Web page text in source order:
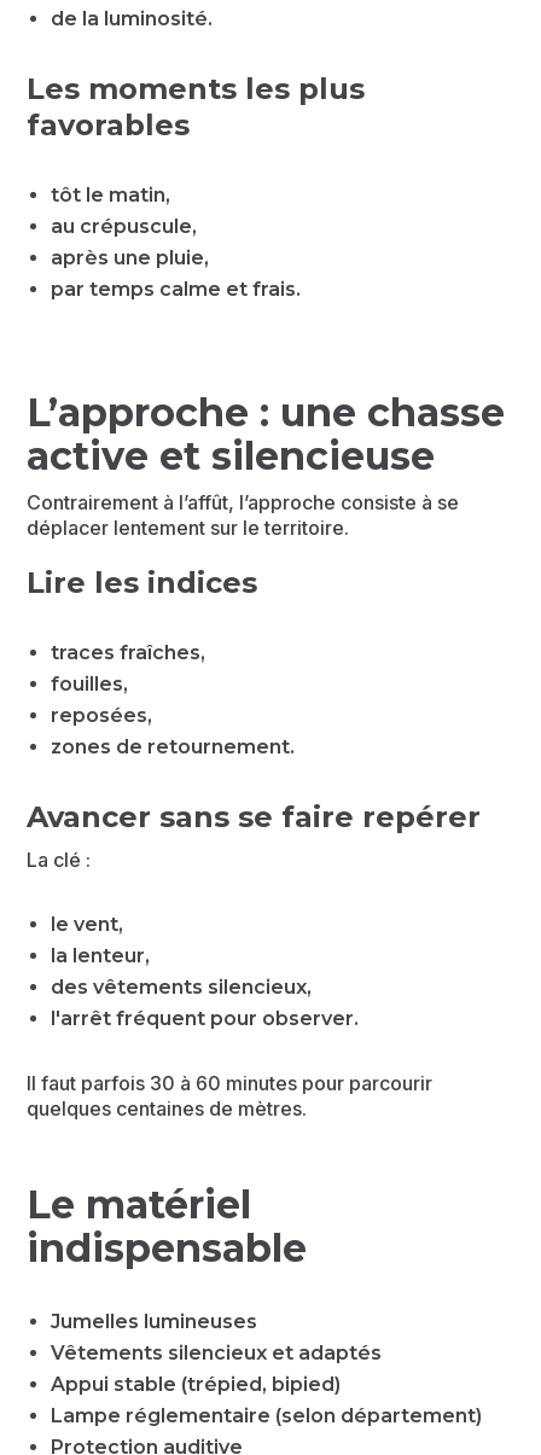
de la luminosité.
Les moments les plus
favorables
tôt le matin,
au crépuscule,
après une pluie,
par temps calme et frais.
L’approche : une chasse
active et silencieuse
Contrairement à l’affût, l’approche consiste à se
déplacer lentement sur le territoire.
Lire les indices
traces fraîches,
fouilles,
reposées,
zones de retournement.
Avancer sans se faire repérer
La clé :
le vent,
la lenteur,
des vêtements silencieux,
l'arrêt fréquent pour observer.
Il faut parfois 30 à 60 minutes pour parcourir
quelques centaines de mètres.
Le matériel
indispensable
Jumelles lumineuses
Vêtements silencieux et adaptés
Appui stable (trépied, bipied)
Lampe réglementaire (selon département)
Protection auditive